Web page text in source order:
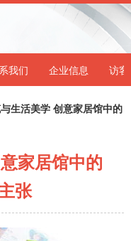
我们 企业信息 访客
生活美学 创意家居馆中的
家居馆中的
张